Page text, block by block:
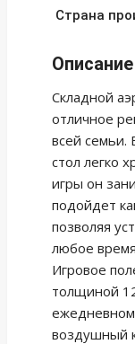
Страна
Складной
отличное
всей семьи.
стол легко
игры он
подойдет
позволяя
любое
Игровое
толщиной
воздушный